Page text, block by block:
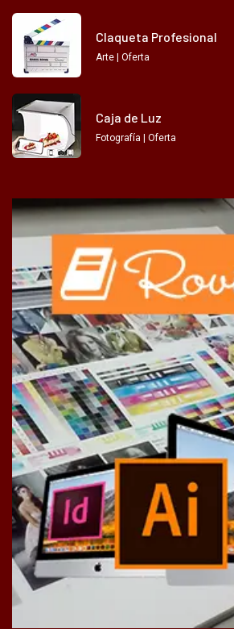
Claqueta Profesional
Arte | Oferta
Caja de Luz
Fotografía | Oferta